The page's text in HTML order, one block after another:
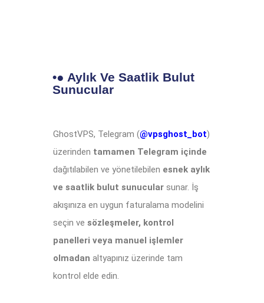
•● Aylık Ve Saatlik Bulut
Sunucular
GhostVPS, Telegram (@vpsghost_bot)
üzerinden tamamen Telegram içinde
dağıtılabilen ve yönetilebilen esnek aylık
ve saatlik bulut sunucular sunar. İş
akışınıza en uygun faturalama modelini
seçin ve sözleşmeler, kontrol
panelleri veya manuel işlemler
olmadan altyapınız üzerinde tam
kontrol elde edin.